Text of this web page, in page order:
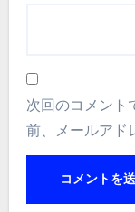
次回のコメント
前、メールアド